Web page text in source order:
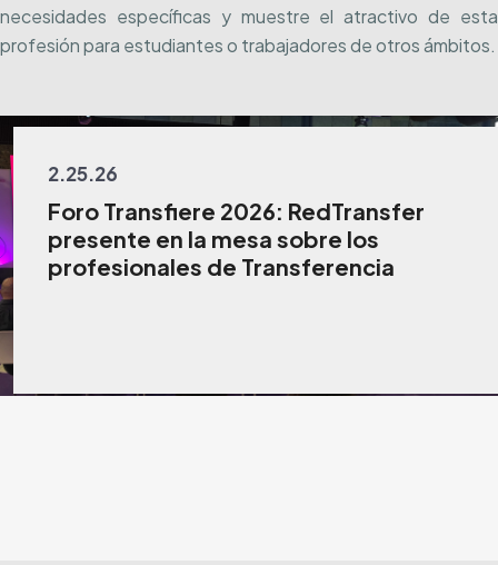
necesidades específicas y muestre el atractivo de esta
profesión para estudiantes o trabajadores de otros ámbitos.
2.25.26
Foro Transfiere 2026: RedTransfer
presente en la mesa sobre los
profesionales de Transferencia